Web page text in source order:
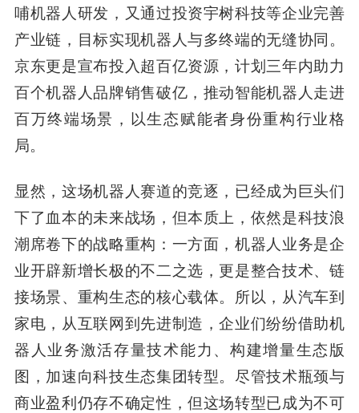
哺机器人研发，又通过投资宇树科技等企业完善
产业链，目标实现机器人与多终端的无缝协同。
京东更是宣布投入超百亿资源，计划三年内助力
百个机器人品牌销售破亿，推动智能机器人走进
百万终端场景，以生态赋能者身份重构行业格
局。
显然，这场机器人赛道的竞逐，已经成为巨头们
下了血本的未来战场，但本质上，依然是科技浪
潮席卷下的战略重构：一方面，机器人业务是企
业开辟新增长极的不二之选，更是整合技术、链
接场景、重构生态的核心载体。所以，从汽车到
家电，从互联网到先进制造，企业们纷纷借助机
器人业务激活存量技术能力、构建增量生态版
图，加速向科技生态集团转型。尽管技术瓶颈与
商业盈利仍存不确定性，但这场转型已成为不可